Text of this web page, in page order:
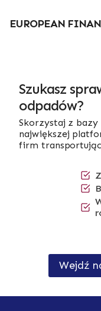
treści
EUROPEAN
Szukasz
odpadów?
Skorzystaj z
największej
firm
Wejdź